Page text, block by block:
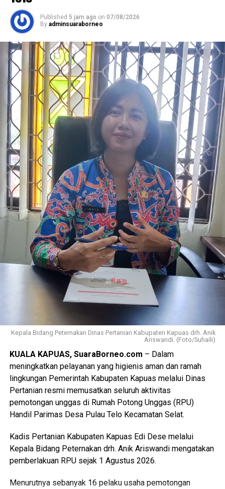
Published 5 jam ago on 07/08/2026
By adminsuaraborneo
Kepala Bidang Peternakan Dinas Pertanian Kabupaten Kapuas drh. Anik
Ariswandi. (Foto/Suhaili)
KUALA KAPUAS, SuaraBorneo.com – Dalam
meningkatkan pelayanan yang higienis aman dan ramah
lingkungan Pemerintah Kabupaten Kapuas melalui Dinas
Pertanian resmi memusatkan seluruh aktivitas
pemotongan unggas di Rumah Potong Unggas (RPU)
Handil Parimas Desa Pulau Telo Kecamatan Selat.
Kadis Pertanian Kabupaten Kapuas Edi Dese melalui
Kepala Bidang Peternakan drh. Anik Ariswandi mengatakan
pemberlakuan RPU sejak 1 Agustus 2026.
Menurutnya sebanyak 16 pelaku usaha pemotongan